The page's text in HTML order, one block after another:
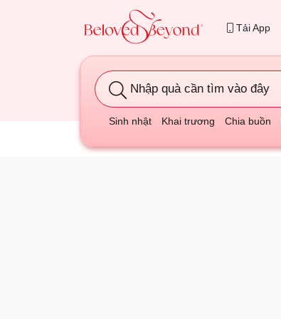
Tải App
Nhập quà cần tìm vào đây
Sinh nhật Khai trương Chia buồn